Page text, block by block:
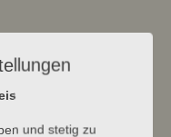
und stetig zu